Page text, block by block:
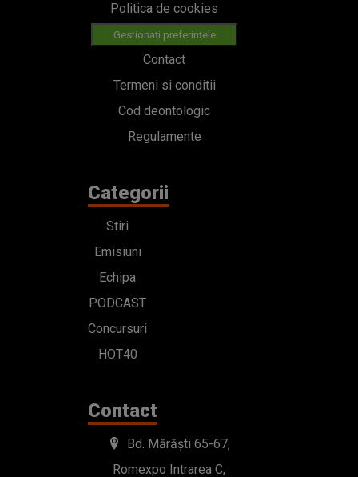
Politica de cookies
Gestionați preferințele
Contact
Termeni si conditii
Cod deontologic
Regulamente
Categorii
Stiri
Emisiuni
Echipa
PODCAST
Concursuri
HOT40
Contact
Bd. Mărăști 65-67,
Romexpo Intrarea C,